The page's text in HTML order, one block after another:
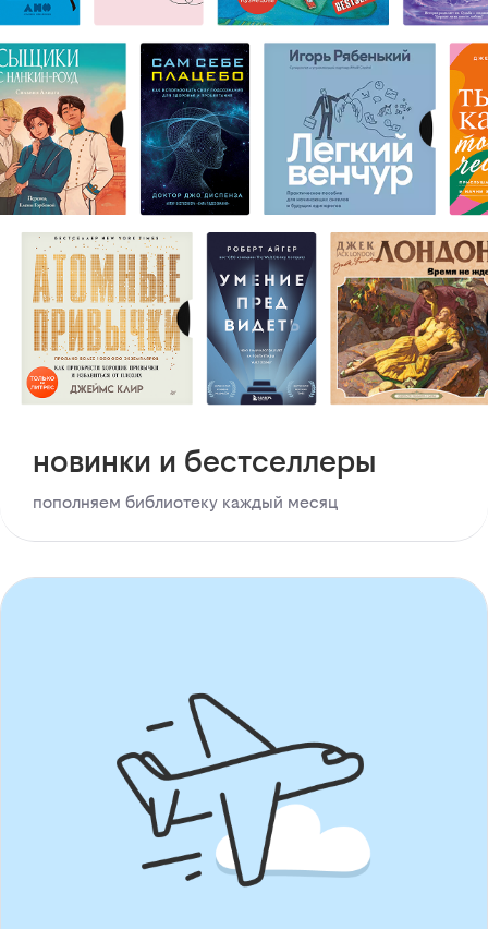
новинки и бестселлеры
пополняем библиотеку каждый месяц